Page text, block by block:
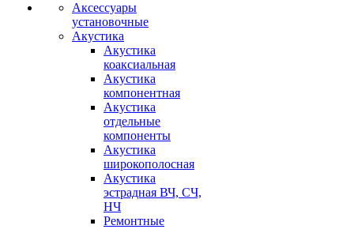
Аксессуары
установочные
Акустика
Акустика
коаксиальная
Акустика
компонентная
Акустика
отдельные
компоненты
Акустика
широкополосная
Акустика
эстрадная ВЧ, СЧ,
НЧ
Ремонтные